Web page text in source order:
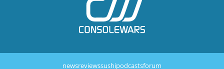
newsreviewssushipodcastsforum